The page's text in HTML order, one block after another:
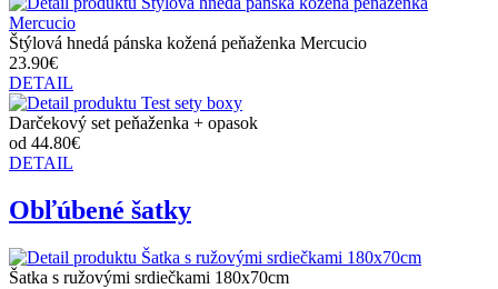
Štýlová hnedá pánska kožená peňaženka Mercucio
23.90€
DETAIL
Darčekový set peňaženka + opasok
od 44.80€
DETAIL
Obľúbené šatky
Šatka s ružovými srdiečkami 180x70cm